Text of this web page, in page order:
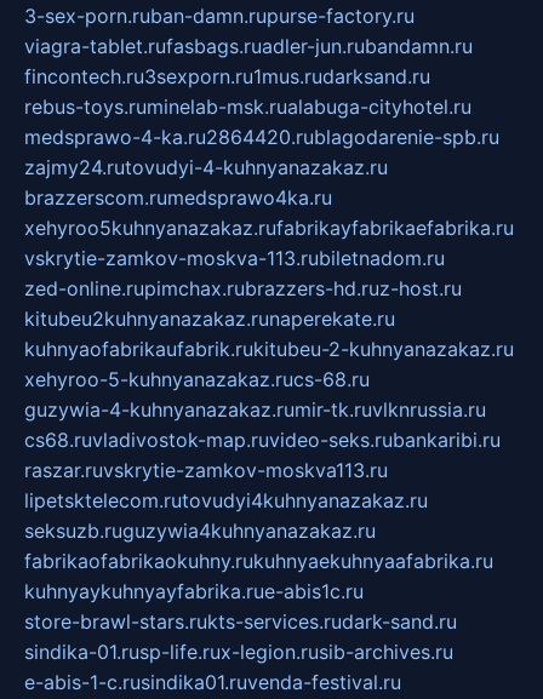
3-sex-porn.ruban-damn.rupurse-factory.ru
viagra-tablet.rufasbags.ruadler-jun.rubandamn.ru
fincontech.ru3sexporn.ru1mus.rudarksand.ru
rebus-toys.ruminelab-msk.rualabuga-cityhotel.ru
medsprawo-4-ka.ru2864420.rublagodarenie-spb.ru
zajmy24.rutovudyi-4-kuhnyanazakaz.ru
brazzerscom.rumedsprawo4ka.ru
xehyroo5kuhnyanazakaz.rufabrikayfabrikaefabrika.ru
vskrytie-zamkov-moskva-113.rubiletnadom.ru
zed-online.rupimchax.rubrazzers-hd.ruz-host.ru
kitubeu2kuhnyanazakaz.runaperekate.ru
kuhnyaofabrikaufabrik.rukitubeu-2-kuhnyanazakaz.ru
xehyroo-5-kuhnyanazakaz.rucs-68.ru
guzywia-4-kuhnyanazakaz.rumir-tk.ruvlknrussia.ru
cs68.ruvladivostok-map.ruvideo-seks.rubankaribi.ru
raszar.ruvskrytie-zamkov-moskva113.ru
lipetsktelecom.rutovudyi4kuhnyanazakaz.ru
seksuzb.ruguzywia4kuhnyanazakaz.ru
fabrikaofabrikaokuhny.rukuhnyaekuhnyaafabrika.ru
kuhnyaykuhnyayfabrika.rue-abis1c.ru
store-brawl-stars.rukts-services.rudark-sand.ru
sindika-01.rusp-life.rux-legion.rusib-archives.ru
e-abis-1-c.rusindika01.ruvenda-festival.ru